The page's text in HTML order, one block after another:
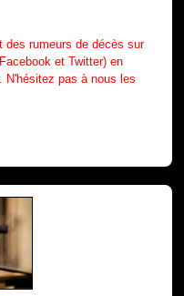
des rumeurs de décès sur
et Twitter) en
N'hésitez pas à nous les